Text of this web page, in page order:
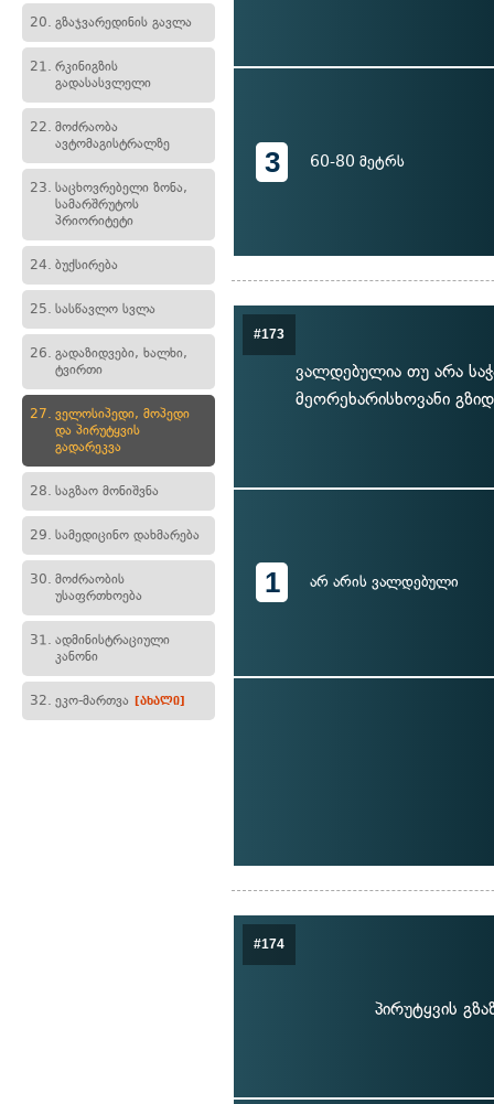
20. გზაჯვარედინის გავლა
21. რკინიგზის
გადასასვლელი
22. მოძრაობა
ავტომაგისტრალზე
23. საცხოვრებელი ზონა,
სამარშრუტოს
პრიორიტეტი
24. ბუქსირება
25. სასწავლო სვლა
26. გადაზიდვები, ხალხი,
ტვირთი
27. ველოსიპედი, მოპედი
და პირუტყვის
გადარეკვა
28. საგზაო მონიშვნა
29. სამედიცინო დახმარება
30. მოძრაობის
უსაფრთხოება
31. ადმინისტრაციული
კანონი
32. ეკო-მართვა [ახალი]
3 60-80 მეტრს
#173
ვალდებულია თუ არა
მეორეხარისხოვანი
1 არ არის ვალდებული
#174
პირუტყვის